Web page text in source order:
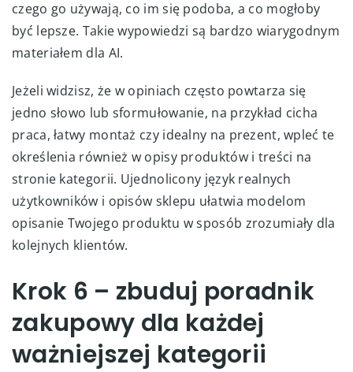
czego go używają, co im się podoba, a co mogłoby
być lepsze. Takie wypowiedzi są bardzo wiarygodnym
materiałem dla AI.
Jeżeli widzisz, że w opiniach często powtarza się
jedno słowo lub sformułowanie, na przykład cicha
praca, łatwy montaż czy idealny na prezent, wpleć te
określenia również w opisy produktów i treści na
stronie kategorii. Ujednolicony język realnych
użytkowników i opisów sklepu ułatwia modelom
opisanie Twojego produktu w sposób zrozumiały dla
kolejnych klientów.
Krok 6 – zbuduj poradnik
zakupowy dla każdej
ważniejszej kategorii